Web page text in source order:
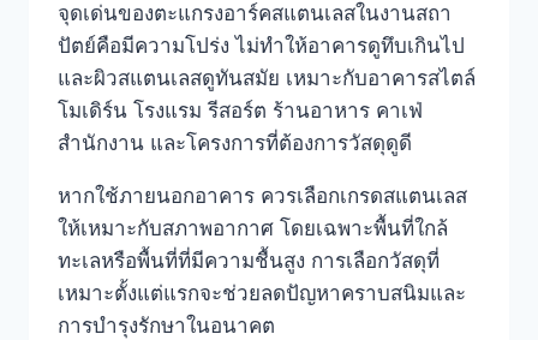
จุดเด่นของตะแกรงอาร์คสแตนเลสในงานสถา
ปัตย์คือมีความโปร่ง ไม่ทำให้อาคารดูทึบเกินไป
และผิวสแตนเลสดูทันสมัย เหมาะกับอาคารสไตล์
โมเดิร์น โรงแรม รีสอร์ต ร้านอาหาร คาเฟ่
สำนักงาน และโครงการที่ต้องการวัสดุดูดี
หากใช้ภายนอกอาคาร ควรเลือกเกรดสแตนเลส
ให้เหมาะกับสภาพอากาศ โดยเฉพาะพื้นที่ใกล้
ทะเลหรือพื้นที่ที่มีความชื้นสูง การเลือกวัสดุที่
เหมาะตั้งแต่แรกจะช่วยลดปัญหาคราบสนิมและ
การบำรุงรักษาในอนาคต